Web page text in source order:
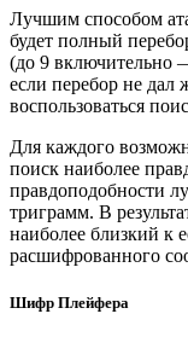
Лучшим способом
будет полный
(до 9 включительно
если перебор не дал
воспользоваться
Для каждого
поиск наиболее
правдоподобности
триграмм. В
наиболее близкий к
расшифрованного
Шифр Плейфера